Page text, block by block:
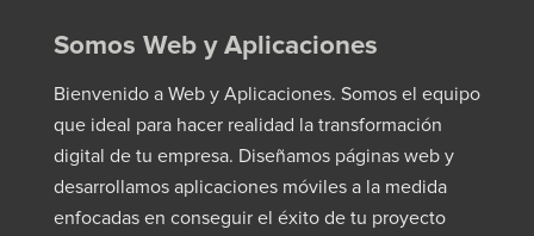
Somos Web y Aplicaciones
Bienvenido a Web y Aplicaciones. Somos el equipo
que ideal para hacer realidad la transformación
digital de tu empresa. Diseñamos páginas web y
desarrollamos aplicaciones móviles a la medida
enfocadas en conseguir el éxito de tu proyecto